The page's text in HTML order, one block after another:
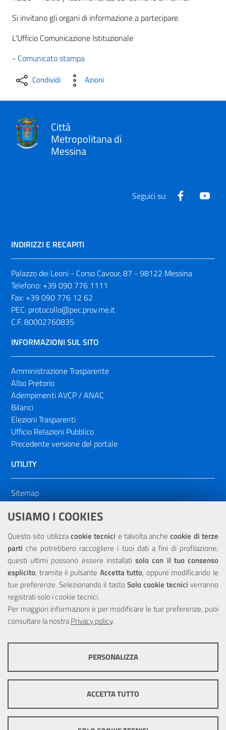
USIAMO I COOKIES
Questo sito utilizzacookie tecnici e talvolta anchecookie di terze
parti che potrebbero raccogliere i tuoi dati a fini di profilazione;
questi ultimi possono essere installatisolo con il tuo consenso
esplicito, tramite il pulsante Accetta tutto, oppure modificando le
tue preferenze. Selezionando il tasto Solo cookie tecnici verranno
registrati solo i cookie tecnici.
Per maggiori informazioni e per modificare le tue preferenze, puoi
consultare la nostraPrivacy policy.
ottimale per ogni utente. Essi non raccolgono i tuoi dati e le tue
informazioni di navigazione per scopi di marketing e profilazione, e
pertanto possono essere utilizzati senza bisogno di acquisire il tuo
PERSONALIZZA
ACCETTA TUTTO
Si invitano gli organi di informazione a partecipare.
L'Ufficio Comunicazione Istituzionale
- Comunicato stampa
Condividi Azioni
Città
Metropolitana di
Messina
Seguici su: Facebook
INDIRIZZI E RECAPITI
Palazzo dei Leoni - Corso Cavour, 87 - 98122 Messina
Telefono: +39 090 776 1111
Fax: +39 090 776 12 62
PEC: protocollo@pec.prov.me.it
C.F. 80002760835
INFORMAZIONI SUL SITO
Amministrazione Trasparente
Albo Pretorio
Adempimenti AVCP / ANAC
Bilanci
Elezioni Trasparenti
Ufficio Relazioni Pubblico
Precedente versione del portale
UTILITY
Sitemap
Dichiarazione di accessibilità
NOTE LEGALI
Privacy
Portale realizzato con la partecipazione finanziaria dell'Unione
Europea tramite i fondi del POR Sicilia 2000/2006 Misura 6.05 -